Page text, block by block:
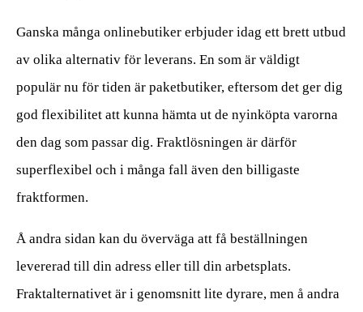
Ganska många onlinebutiker erbjuder idag ett brett utbud
av olika alternativ för leverans. En som är väldigt
populär nu för tiden är paketbutiker, eftersom det ger dig
god flexibilitet att kunna hämta ut de nyinköpta varorna
den dag som passar dig. Fraktlösningen är därför
superflexibel och i många fall även den billigaste
fraktformen.
Å andra sidan kan du överväga att få beställningen
levererad till din adress eller till din arbetsplats.
Fraktalternativet är i genomsnitt lite dyrare, men å andra